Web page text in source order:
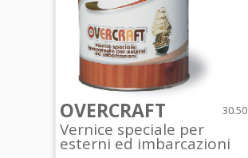
30.50
OVERCRAFT
Vernice speciale per
esterni ed imbarcazioni